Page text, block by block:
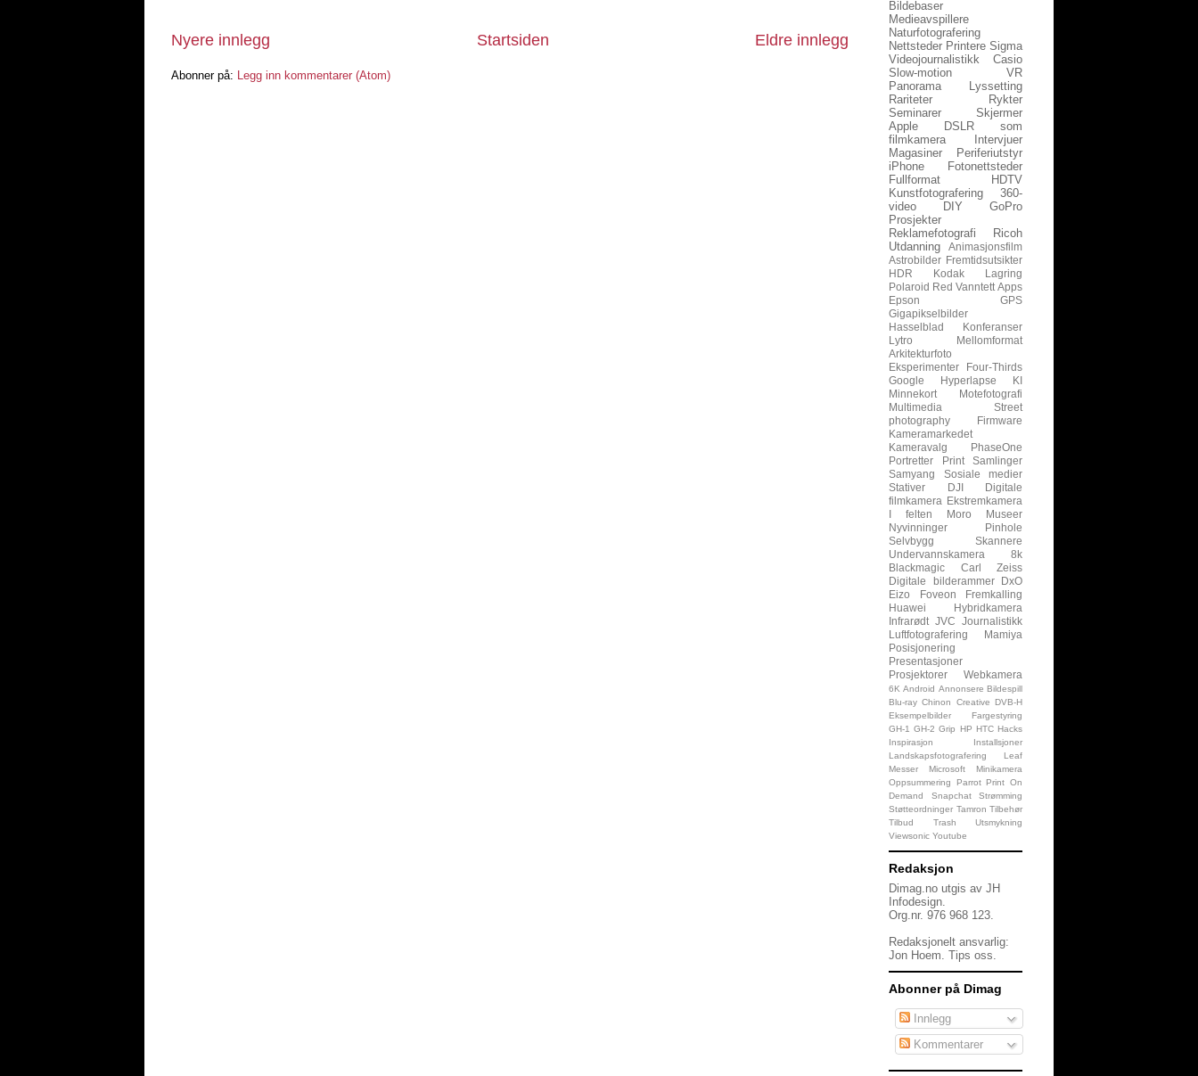
Nyere innlegg Eldre innlegg
Startsiden
Abonner på: Legg inn kommentarer (Atom)
Bildebaser
Medieavspillere
Naturfotografering
Nettsteder Printere Sigma
Videojournalistikk
Casio
Slow-motion
VR
Panorama
Lyssetting
Rariteter
Rykter
Seminarer
Skjermer
Apple
DSLR som
filmkamera
Intervjuer
Magasiner
Periferiutstyr
iPhone
Fotonettsteder
Fullformat
HDTV
Kunstfotografering
360-
video
DIY
GoPro
Prosjekter
Reklamefotografi
Ricoh
Utdanning
Animasjonsfilm
Astrobilder Fremtidsutsikter
HDR
Kodak
Lagring
Polaroid Red Vanntett Apps
Epson
GPS
Gigapikselbilder
Hasselblad
Konferanser
Lytro
Mellomformat
Arkitekturfoto
Eksperimenter
Four-Thirds
Google
Hyperlapse
KI
Minnekort
Motefotografi
Multimedia
Street
photography
Firmware
Kameramarkedet
Kameravalg
PhaseOne
Portretter
Print
Samlinger
Samyang
Sosiale medier
Stativer
DJI
Digitale
filmkamera Ekstremkamera
I felten
Moro
Museer
Nyvinninger
Pinhole
Selvbygg
Skannere
Undervannskamera
8k
Blackmagic
Carl Zeiss
Digitale bilderammer
DxO
Eizo
Foveon
Fremkalling
Huawei
Hybridkamera
Infrarødt JVC
Journalistikk
Luftfotografering
Mamiya
Posisjonering
Presentasjoner
Prosjektorer
Webkamera
6K Android Annonsere Bildespill
Blu-ray Chinon Creative
DVB-H
Eksempelbilder
Fargestyring
GH-1 GH-2 Grip HP HTC Hacks
Inspirasjon
Installsjoner
Landskapsfotografering
Leaf
Messer
Microsoft
Minikamera
Oppsummering
Parrot Print On
Demand
Snapchat
Strømming
Støtteordninger Tamron Tilbehør
Tilbud
Trash
Utsmykning
Viewsonic Youtube
Redaksjon
Dimag.no utgis av JH
Infodesign.
Org.nr. 976 968 123.
Redaksjonelt ansvarlig:
Jon Hoem. Tips oss.
Abonner på Dimag
Innlegg
Kommentarer